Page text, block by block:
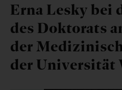
Erna Lesky bei
des Doktorats
der
der Universität